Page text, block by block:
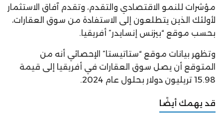
مؤشرات للنمو الاقتصادي والتقدم، وتقدم آفاق الاستثمار
لأولئك الذين يتطلعون إلى الاستفادة من سوق العقارات،
بحسب موقع “بيزنس إنسايدر” أفريقيا.
وتظهر بيانات موقع “ستاتيستا” الإحصائي أنه من
المتوقع أن يصل سوق العقارات في أفريقيا إلى قيمة
15.98 تريليون دولار بحلول عام 2024.
قد يهمك أيضًا